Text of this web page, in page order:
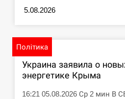
5.08.2026
Політика
Украина заявила о
энергетике Крыма
16:21 05.08.2026 Ср 2 мин В